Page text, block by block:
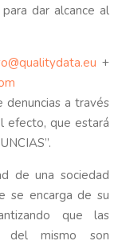
dar alcance al
+
a través
efecto, que estará
de una sociedad
se encarga de su
que las
del mismo son